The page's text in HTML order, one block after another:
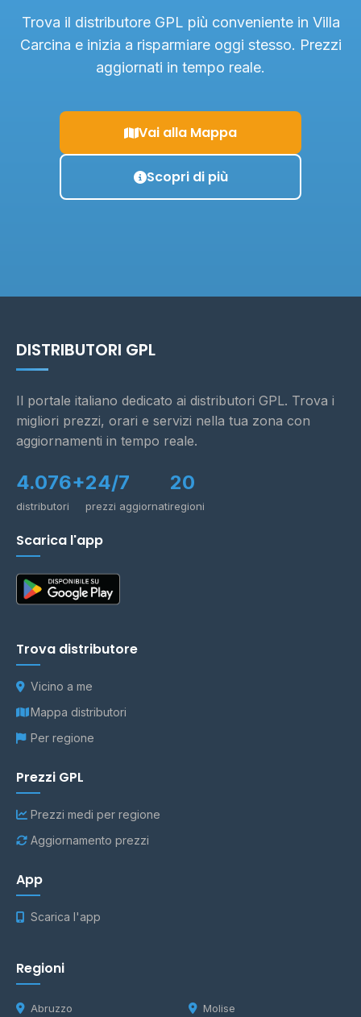
Trova il distributore GPL più conveniente in Villa
Carcina e inizia a risparmiare oggi stesso. Prezzi
aggiornati in tempo reale.
Vai alla Mappa
Scopri di più
DISTRIBUTORI GPL
Il portale italiano dedicato ai distributori GPL. Trova i
migliori prezzi, orari e servizi nella tua zona con
aggiornamenti in tempo reale.
4.076+
distributori
24/7
prezzi aggiornati
20
regioni
Scarica l'app
Trova distributore
Vicino a me
Mappa distributori
Per regione
Prezzi GPL
Prezzi medi per regione
Aggiornamento prezzi
App
Scarica l'app
Regioni
Abruzzo Molise